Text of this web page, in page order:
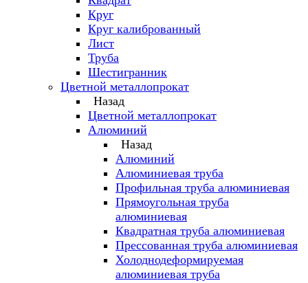
Круг
Круг калиброванный
Лист
Труба
Шестигранник
Цветной металлопрокат
Назад
Цветной металлопрокат
Алюминий
Назад
Алюминий
Алюминиевая труба
Профильная труба алюминиевая
Прямоугольная труба
алюминиевая
Квадратная труба алюминиевая
Прессованная труба алюминиевая
Холоднодеформируемая
алюминиевая труба